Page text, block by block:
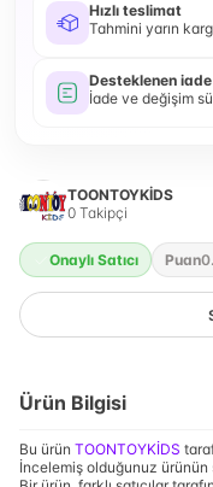
Hızlı teslimat
Tahmini yarın
Desteklenen iade
İade ve değişim
TOONTOYKİDS
0 Takipçi
Onaylı Satıcı Puan
Ürün Bilgisi
Bu ürün TOONTOYKİDS
İncelemiş olduğunuz ürünün